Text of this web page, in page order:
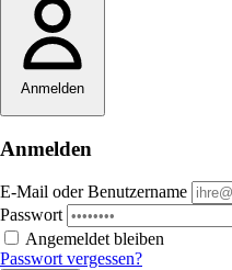
Anmelden
Anmelden
E-Mail oder Benutzername
Passwort
Angemeldet bleiben
Passwort vergessen?